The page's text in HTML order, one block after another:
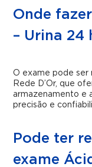
Onde
– Urina 24
O exame pode ser
Rede D’Or, que
armazenamento e
precisão e
Pode ter
exame